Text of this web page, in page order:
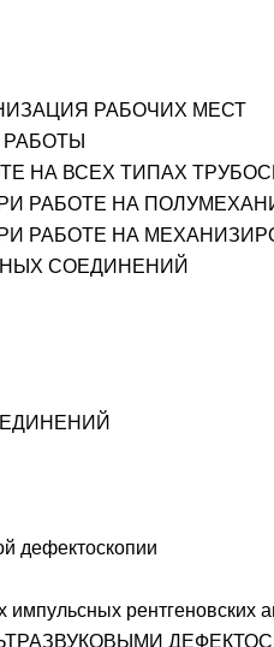
РАБОЧИХ МЕСТ
НА ВСЕХ ТИПАХ
РАБОТЕ НА
РАБОТЕ НА
СОЕДИНЕНИЙ
дефектоскопии
рентгеновских